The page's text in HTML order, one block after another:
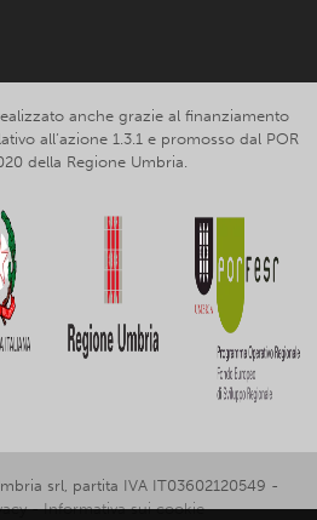
anche grazie al finanziamento
all’azione 1.3.1 e promosso dal POR
della Regione Umbria.
srl, partita IVA IT03602120549 -
-Informativa sui cookie